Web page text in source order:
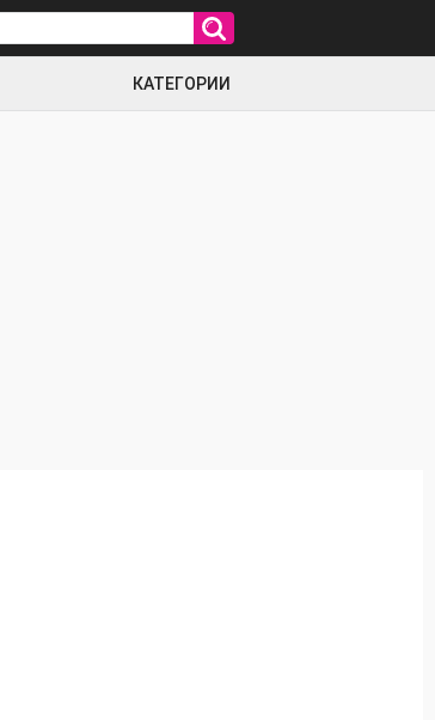
КАТЕГОРИИ